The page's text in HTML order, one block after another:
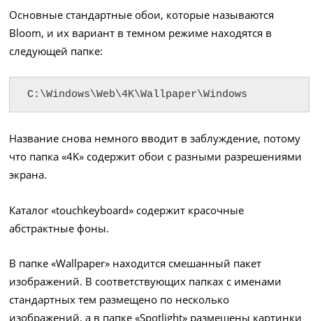
Основные стандартные обои, которые называются
Bloom, и их вариант в темном режиме находятся в
следующей папке:
C:\Windows\Web\4K\Wallpaper\Windows
Название снова немного вводит в заблуждение, потому
что папка «4K» содержит обои с разными разрешениями
экрана.
Каталог «touchkeyboard» содержит красочные
абстрактные фоны.
В папке «Wallpaper» находится смешанный пакет
изображений. В соответствующих папках с именами
стандартных тем размещено по несколько
изображений, а в папке «Spotlight» размещены картинки